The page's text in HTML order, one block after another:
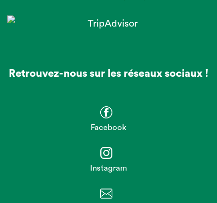
Retrouvez-nous sur les réseaux sociaux !
Facebook
Instagram